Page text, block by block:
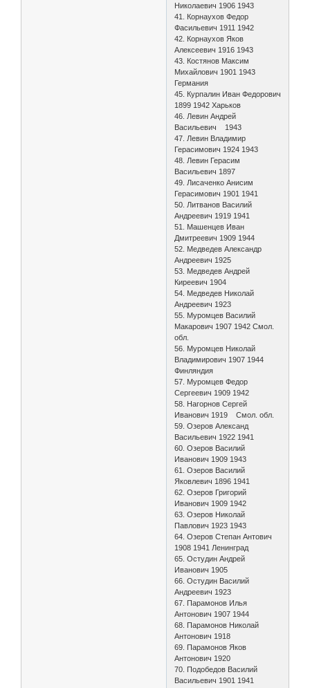
Николаевич 1906 1943
41. Корнаухов Федор
Фасильевич 1911 1942
42. Корнаухов Яков
Алексеевич 1916 1943
43. Костянов Максим
Михайлович 1901 1943
Германия
45. Курпалин Иван Федорович
1899 1942 Харьков
46. Левин Андрей
Васильевич 1943
47. Левин Владимир
Герасимович 1924 1943
48. Левин Герасим
Васильевич 1897
49. Лисаченко Анисим
Герасимович 1901 1941
50. Литванов Василий
Андреевич 1919 1941
51. Машенцев Иван
Дмитреевич 1909 1944
52. Медведев Александр
Андреевич 1925
53. Медведев Андрей
Киреевич 1904
54. Медведев Николай
Андреевич 1923
55. Муромцев Василий
Макарович 1907 1942 Смол.
обл.
56. Муромцев Николай
Владимирович 1907 1944
Финляндия
57. Муромцев Федор
Сергеевич 1909 1942
58. Нагорнов Сергей
Иванович 1919 Смол. обл.
59. Озеров Александ
Васильевич 1922 1941
60. Озеров Василий
Иванович 1909 1943
61. Озеров Василий
Яковлевич 1896 1941
62. Озеров Григорий
Иванович 1909 1942
63. Озеров Николай
Павлович 1923 1943
64. Озеров Степан Антович
1908 1941 Ленинград
65. Остудин Андрей
Иванович 1905
66. Остудин Василий
Андреевич 1923
67. Парамонов Илья
Антонович 1907 1944
68. Парамонов Николай
Антонович 1918
69. Парамонов Яков
Антонович 1920
70. Подобедов Василий
Васильевич 1901 1941